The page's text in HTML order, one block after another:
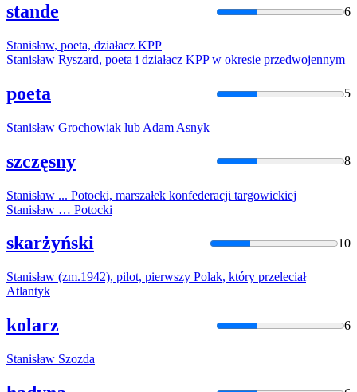
stande 6
Stanisław, poeta, działacz KPP
Stanisław Ryszard, poeta i działacz KPP w okresie przedwojennym
poeta 5
Stanisław Grochowiak lub Adam Asnyk
szczęsny 8
Stanisław ... Potocki, marszałek konfederacji targowickiej
Stanisław … Potocki
skarżyński 10
Stanisław (zm.1942), pilot, pierwszy Polak, który przeleciał
Atlantyk
kolarz 6
Stanisław Szozda